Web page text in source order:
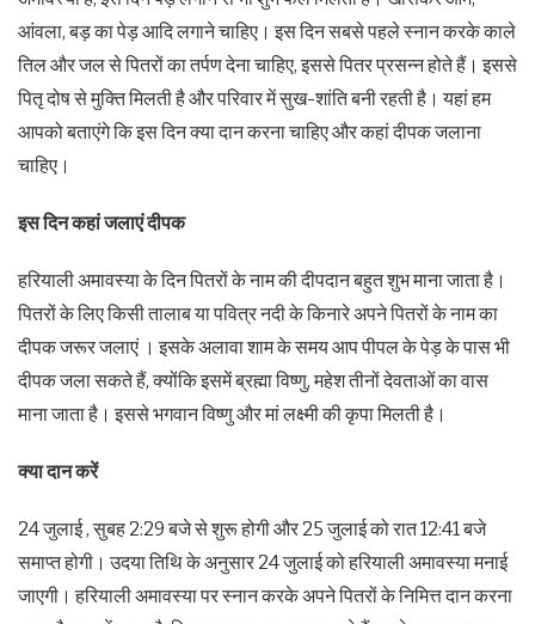
आंवला, बड़ का पेड़ आदि लगाने चाहिए। इस दिन सबसे पहले स्नान करके काले
तिल और जल से पितरों का तर्पण देना चाहिए, इससे पितर प्रसन्न होते हैं। इससे
पितृ दोष से मुक्ति मिलती है और परिवार में सुख-शांति बनी रहती है। यहां हम
आपको बताएंगे कि इस दिन क्या दान करना चाहिए और कहां दीपक जलाना
चाहिए।
इस दिन कहां जलाएं दीपक
हरियाली अमावस्या के दिन पितरों के नाम की दीपदान बहुत शुभ माना जाता है।
पितरों के लिए किसी तालाब या पवित्र नदी के किनारे अपने पितरों के नाम का
दीपक जरूर जलाएं । इसके अलावा शाम के समय आप पीपल के पेड़ के पास भी
दीपक जला सकते हैं, क्योंकि इसमें ब्रह्मा विष्णु, महेश तीनों देवताओं का वास
माना जाता है। इससे भगवान विष्णु और मां लक्ष्मी की कृपा मिलती है।
क्या दान करें
24 जुलाई , सुबह 2:29 बजे से शुरू होगी और 25 जुलाई को रात 12:41 बजे
समाप्त होगी। उदया तिथि के अनुसार 24 जुलाई को हरियाली अमावस्या मनाई
जाएगी। हरियाली अमावस्या पर स्नान करके अपने पितरों के निमित्त दान करना